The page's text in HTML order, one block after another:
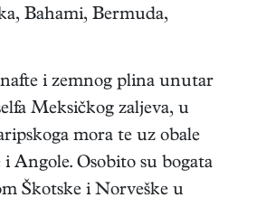
Bahami, Bermuda,
i zemnog plina unutar
Meksičkog zaljeva, u
mora te uz obale
Angole. Osobito su bogata
Škotske i Norveške u